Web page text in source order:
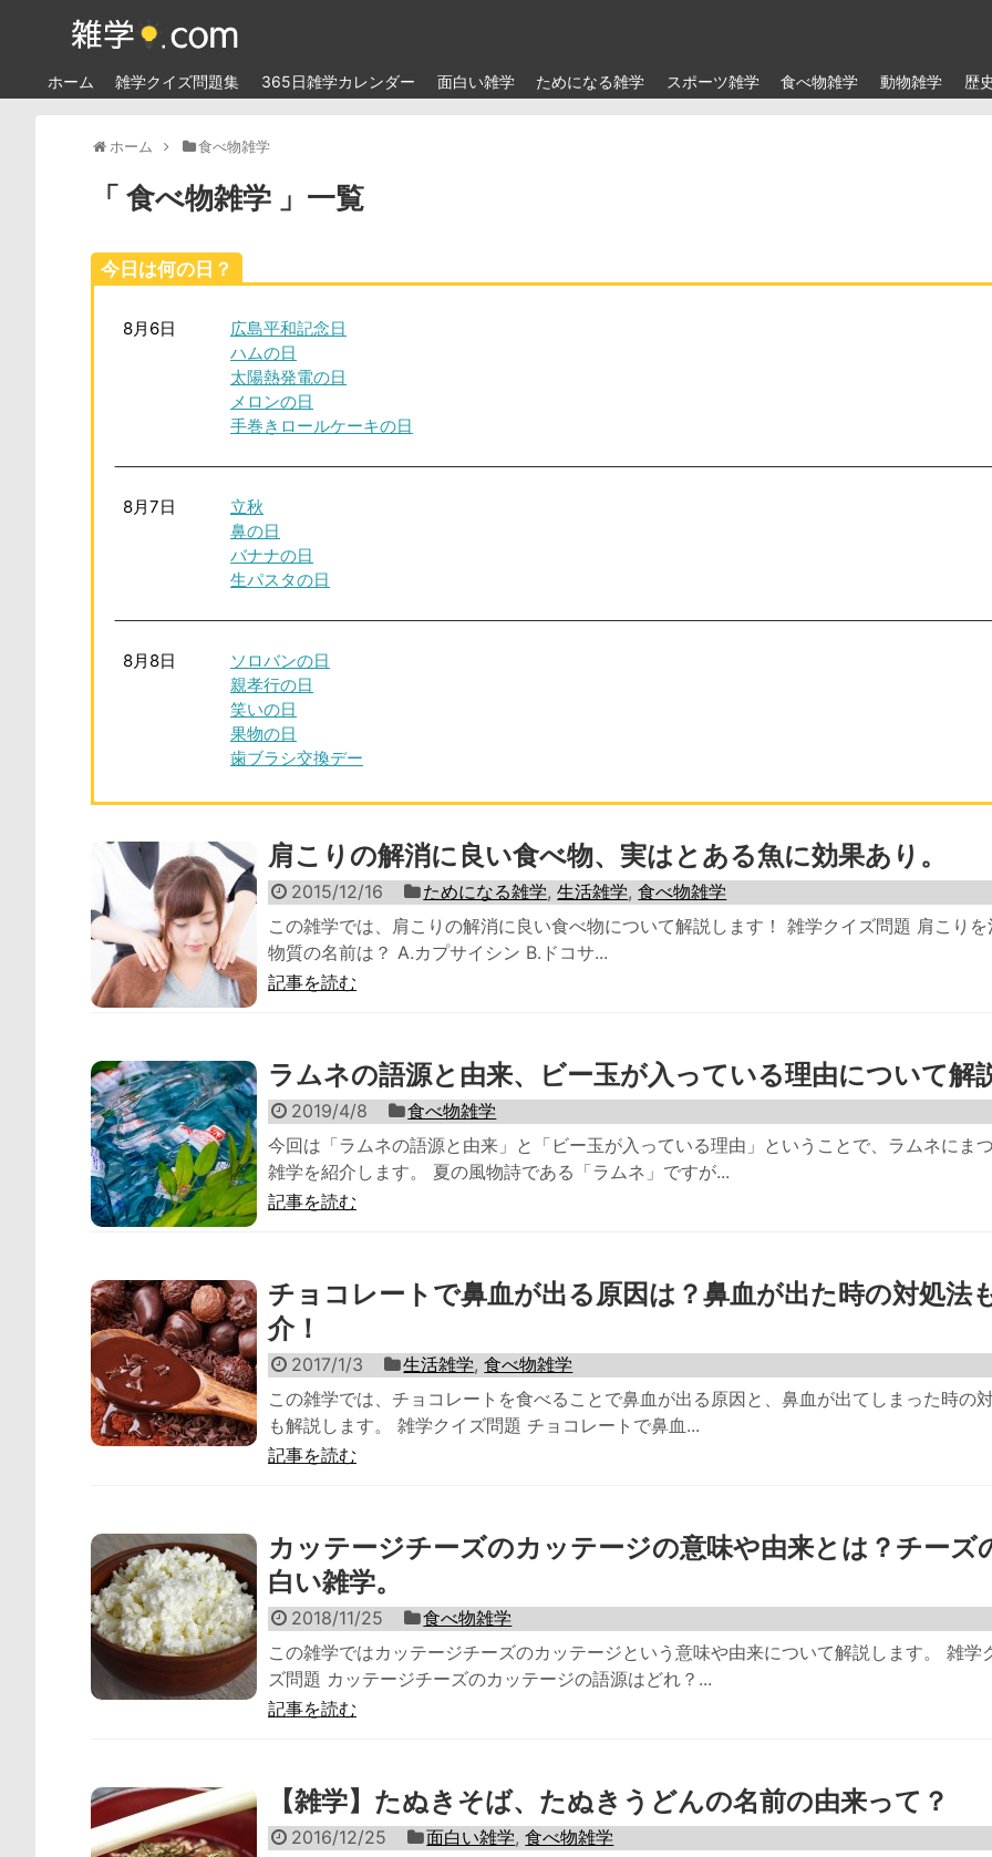
ホーム 雑学クイズ問題集 365日雑学カレンダー 面白い雑学 ためになる雑学 スポーツ雑学 食べ物雑学 動物雑学 歴
ホーム 食べ物雑学
食べ物雑学 一覧
今日は何の日？
8月6日
広島平和記念日
ハムの日
太陽熱発電の日
メロンの日
手巻きロールケーキの日
8月7日
立秋
鼻の日
バナナの日
生パスタの日
8月8日
ソロバンの日
親孝行の日
笑いの日
果物の日
歯ブラシ交換デー
肩こりの解消に良い食べ物、実はとある魚に効果あり。
2015/12/16 ためになる雑学,生活雑学,食べ物雑学
この雑学では、肩こりの解消に良い食べ物について解説します！ 雑学クイズ問題 肩こりを
物質の名前は？ A.カプサイシン B.ドコサ...
記事を読む
ラムネの語源と由来、ビー玉が入っている理由について解
2019/4/8
食べ物雑学
今回は「ラムネの語源と由来」と「ビー玉が入っている理由」ということで、ラムネにま
雑学を紹介します。 夏の風物詩である「ラムネ」ですが...
記事を読む
チョコレートで鼻血が出る原因は？鼻血が出た時の対処法
介！
2017/1/3 生活雑学,食べ物雑学
この雑学では、チョコレートを食べることで鼻血が出る原因と、鼻血が出てしまった時の
も解説します。 雑学クイズ問題 チョコレートで鼻血...
記事を読む
カッテージチーズのカッテージの意味や由来とは？チーズ
白い雑学。
2018/11/25
食べ物雑学
この雑学ではカッテージチーズのカッテージという意味や由来について解説します。 雑学
ズ問題 カッテージチーズのカッテージの語源はどれ？...
記事を読む
【雑学】たぬきそば、たぬきうどんの名前の由来って？
2016/12/25 面白い雑学,食べ物雑学